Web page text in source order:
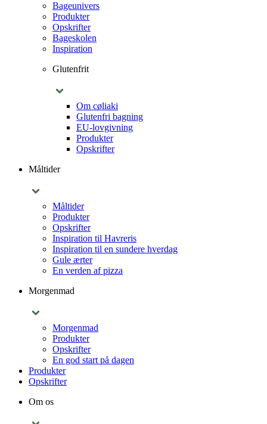
Bageunivers
Produkter
Opskrifter
Bageskolen
Inspiration
Glutenfrit
Om cøliaki
Glutenfri bagning
EU-lovgivning
Produkter
Opskrifter
Måltider
Måltider
Produkter
Opskrifter
Inspiration til Havreris
Inspiration til en sundere hverdag
Gule ærter
En verden af pizza
Morgenmad
Morgenmad
Produkter
Opskrifter
En god start på dagen
Produkter
Opskrifter
Om os